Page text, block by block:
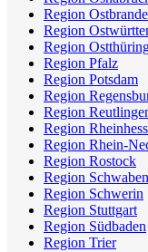
Region
Region
Region
Region Pfalz
Region Potsdam
Region
Region
Region
Region Rhein-
Region Rostock
Region Schwaben
Region Schwerin
Region Stuttgart
Region Südbaden
Region Trier